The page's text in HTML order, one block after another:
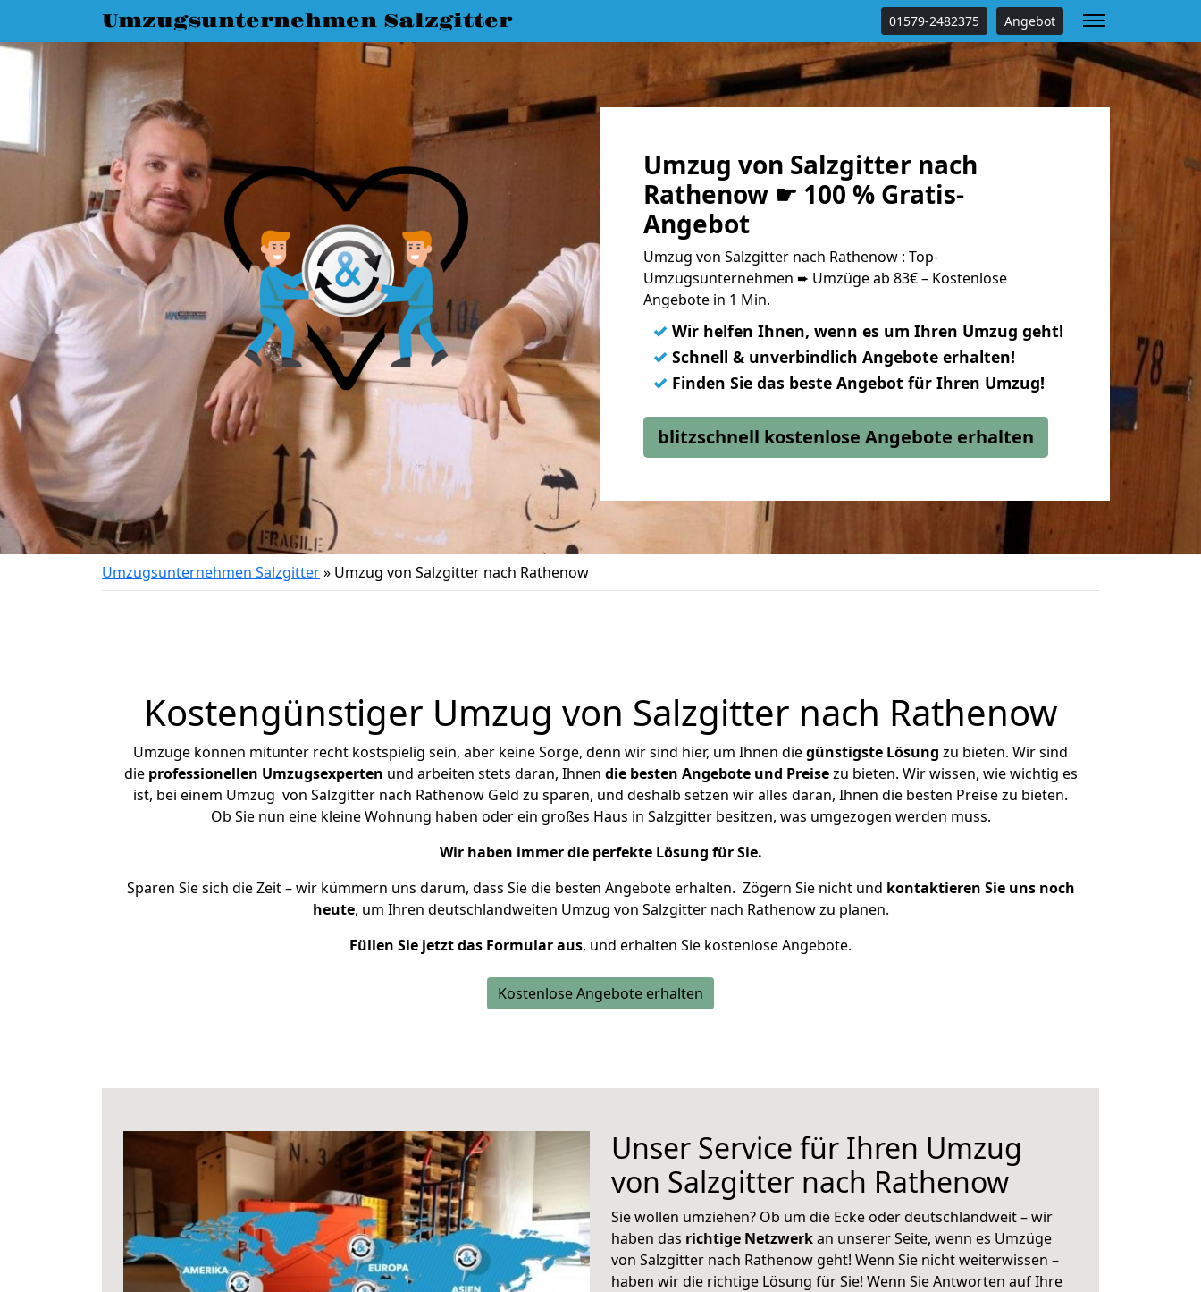
Umzugsunternehmen Salzgitter 01579-2482375 Angebot
Umzug von Salzgitter nach
Rathenow ☛ 100 % Gratis-
Angebot
Umzug von Salzgitter nach Rathenow : Top-
Umzugsunternehmen ➨ Umzüge ab 83€ – Kostenlose
Angebote in 1 Min.
✓ Wir helfen Ihnen, wenn es um Ihren Umzug geht!
✓ Schnell & unverbindlich Angebote erhalten!
✓ Finden Sie das beste Angebot für Ihren Umzug!
blitzschnell kostenlose Angebote erhalten
Umzugsunternehmen Salzgitter» Umzug von Salzgitter nach Rathenow
Kostengünstiger Umzug von Salzgitter nach Rathenow
Umzüge können mitunter recht kostspielig sein, aber keine Sorge, denn wir sind hier, um Ihnen diegünstigste Lösung zu bieten. Wir sind
die professionellen Umzugsexperten und arbeiten stets daran, Ihnen die besten Angebote und Preisezu bieten. Wir wissen, wie wichtig es
ist, bei einem Umzug von Salzgitter nach Rathenow Geld zu sparen, und deshalb setzen wir alles daran, Ihnen die besten Preise zu bieten.
Ob Sie nun eine kleine Wohnung haben oder ein großes Haus in Salzgitter besitzen, was umgezogen werden muss.
Wir haben immer die perfekte Lösung für Sie.
Sparen Sie sich die Zeit – wir kümmern uns darum, dass Sie die besten Angebote erhalten. Zögern Sie nicht und kontaktieren Sie uns noch
heute, um Ihren deutschlandweiten Umzug von Salzgitter nach Rathenow zu planen.
Füllen Sie jetzt das Formular aus, und erhalten Sie kostenlose Angebote.
Kostenlose Angebote erhalten
Unser Service für Ihren Umzug
von Salzgitter nach Rathenow
Sie wollen umziehen? Ob um die Ecke oder deutschlandweit – wir
haben das richtige Netzwerkan unserer Seite, wenn es Umzüge
von Salzgitter nach Rathenow geht! Wenn Sie nicht weiterwissen –
haben wir die richtige Lösung für Sie! Wenn Sie Antworten auf Ihre